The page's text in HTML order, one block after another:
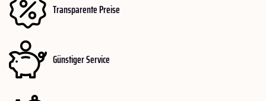
Transparente Preise
Günstiger Service